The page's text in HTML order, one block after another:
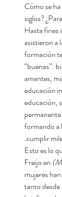
¿Cómo se
siglos?
Hasta fines
asistieron a
formación
“buenas”:
amantes,
educación
educación,
formando a
cumplir
Esto es lo
Freijo en
mujeres
tanto